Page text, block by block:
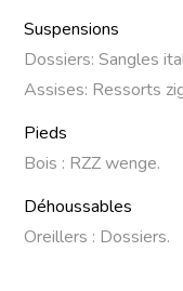
Suspensions
Dossiers: Sangles
Assises: Ressorts
Pieds
Bois : RZZ wenge.
Déhoussables
Oreillers : Dossiers.